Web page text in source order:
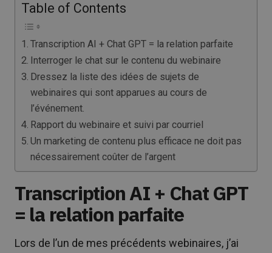
Table of Contents
Transcription AI + Chat GPT = la relation parfaite
Interroger le chat sur le contenu du webinaire
Dressez la liste des idées de sujets de
webinaires qui sont apparues au cours de
l’événement.
Rapport du webinaire et suivi par courriel
Un marketing de contenu plus efficace ne doit pas
nécessairement coûter de l’argent
Transcription AI + Chat GPT
= la relation parfaite
Lors de l’un de mes précédents webinaires, j’ai